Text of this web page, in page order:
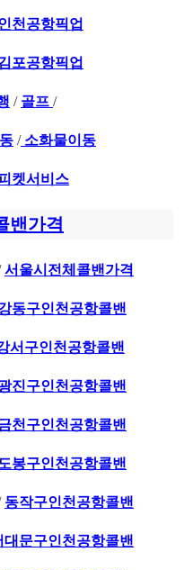
천공항픽업
포공항픽업
/ 골프 /
/ 소화물이동
켓서비스
밴가격
서울시전체콜밴가격
동구인천공항콜밴
서구인천공항콜밴
진구인천공항콜밴
천구인천공항콜밴
봉구인천공항콜밴
동작구인천공항콜밴
대문구인천공항콜밴